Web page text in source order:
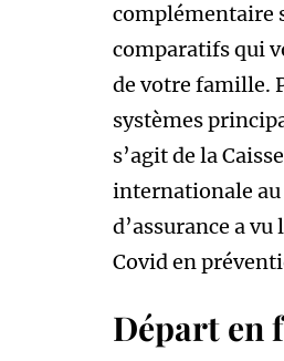
complémentaire
comparatifs qui
de votre famille.
systèmes
s’agit de la
internationale au
d’assurance a
Covid en
Départ en